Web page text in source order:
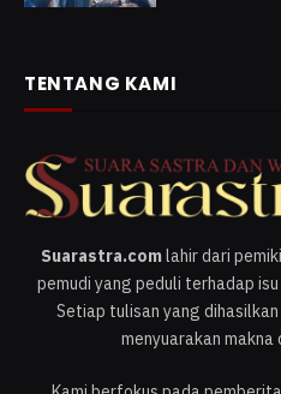
TENTANG KAMI
Suarastra.comlahir dari
pemudi yang peduli terhadap
Setiap tulisan yang
menyuarakan